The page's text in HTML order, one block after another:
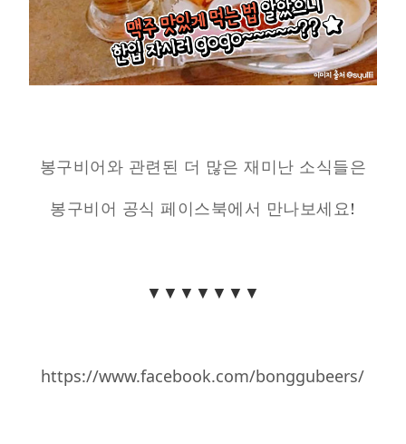
봉구비어와 관련된 더 많은 재미난 소식들은
봉구비어 공식 페이스북에서 만나보세요 !
▼▼▼▼▼▼▼
https://www.facebook.com/bonggubeers/